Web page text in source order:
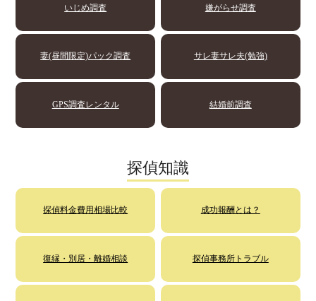
いじめ調査 嫌がらせ調査
妻(昼間限定)パック調査 サレ妻サレ夫(勉強)
GPS調査レンタル 結婚前調査
探偵知識
探偵料金費用相場比較 成功報酬とは？
復縁・別居・離婚相談 探偵事務所トラブル